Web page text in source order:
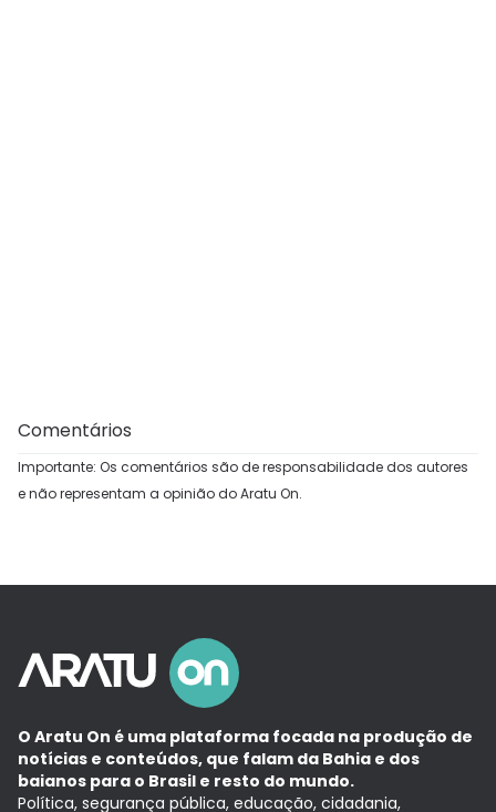
Comentários
Importante: Os comentários são de responsabilidade dos autores
e não representam a opinião do Aratu On.
O Aratu On é uma plataforma focada na produção de
notícias e conteúdos, que falam da Bahia e dos
baianos para o Brasil e resto do mundo.
Política, segurança pública, educação, cidadania,